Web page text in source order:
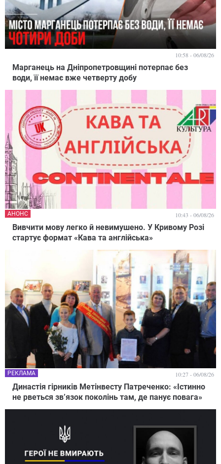
Марганець на Дніпропетровщині потерпає без
води, її немає вже четверту добу
10:58 - 06/08/26
Вивчити мову легко й невимушено. У Кривому Розі
стартує формат «Кава та англійська»
АНОНС 10:43 - 06/08/26
Династія гірників Метінвесту Патреченко: «Істинно
не рветься зв’язок поколінь там, де панує повага»
РЕКЛАМА 10:27 - 06/08/26